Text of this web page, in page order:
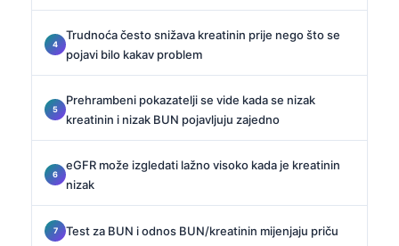
Trudnoća često snižava kreatinin prije nego što se
pojavi bilo kakav problem
Prehrambeni pokazatelji se vide kada se nizak
kreatinin i nizak BUN pojavljuju zajedno
eGFR može izgledati lažno visoko kada je kreatinin
nizak
Test za BUN i odnos BUN/kreatinin mijenjaju priču